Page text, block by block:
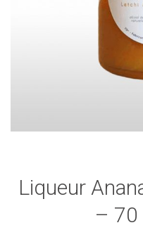
Liqueur
– 70